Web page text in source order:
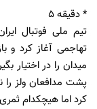
* دقیقه ۵
تیم ملی فوتبال
تهاجمی آغاز کرد و
میدان را در اختیار
پشت مدافعان ولز را
کرد اما هیچکدام